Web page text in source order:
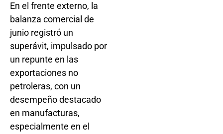
En el frente externo, la
balanza comercial de
junio registró un
superávit, impulsado por
un repunte en las
exportaciones no
petroleras, con un
desempeño destacado
en manufacturas,
especialmente en el